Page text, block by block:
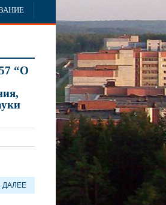
“О
ДАЛЕЕ